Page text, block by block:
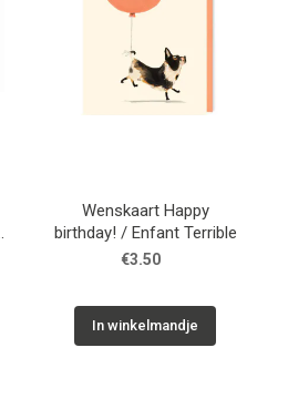
Wenskaart Happy
birthday! / Enfant Terrible
€3.50
In winkelmandje